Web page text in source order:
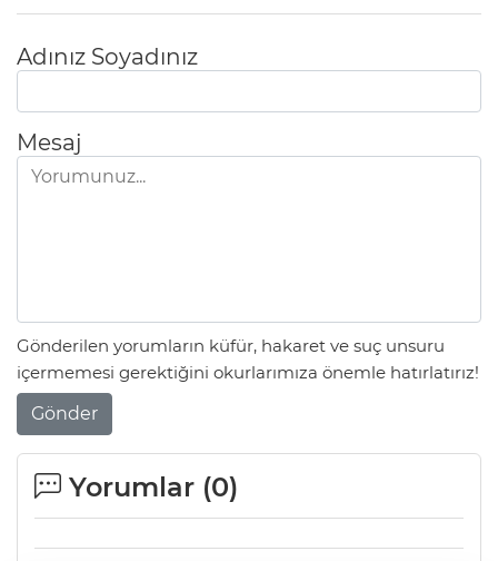
Adınız Soyadınız
Mesaj
Gönderilen yorumların küfür, hakaret ve suç unsuru
içermemesi gerektiğini okurlarımıza önemle hatırlatırız!
Gönder
Yorumlar (0)